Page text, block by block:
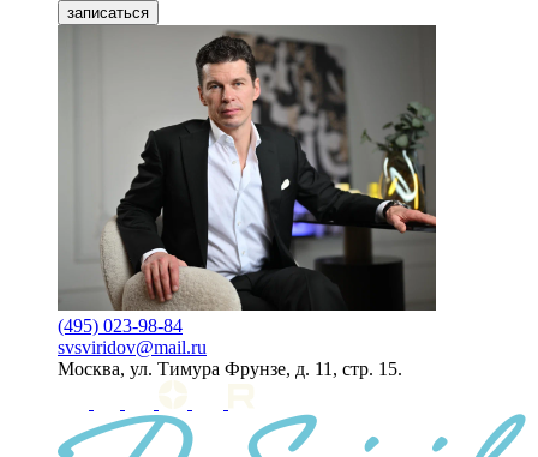
записаться
(495) 023-98-84
svsviridov@mail.ru
Москва, ул. Тимура Фрунзе, д. 11, стр. 15.